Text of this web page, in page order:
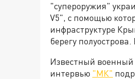
"супероружия"
V5", с помощью
инфраструктуре
берегу
Известный военный
интервью "МК"